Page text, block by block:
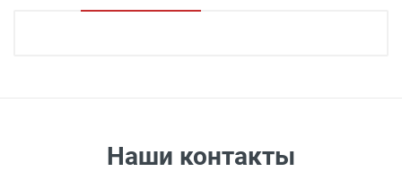
рублей)Наши контакты